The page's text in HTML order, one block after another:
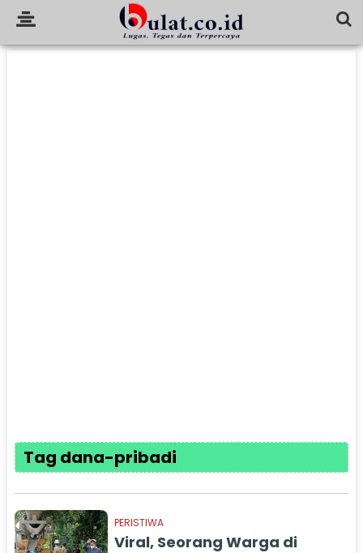
Tag dana-pribadi
PERISTIWA
Viral, Seorang Warga di